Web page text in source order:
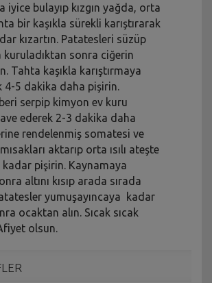
iyice bulayıp kızgın yağda, orta
bir kaşıkla sürekli karıştırarak
kızartın. Patatesleri süzüp
kuruladıktan sonra ciğerin
Tahta kaşıkla karıştırmaya
4-5 dakika daha pişirin.
serpip kimyon ev kuru
ederek 2-3 dakika daha
rendelenmiş somatesi ve
aktarıp orta ısılı ateşte
kadar pişirin. Kaynamaya
altını kısıp arada sırada
yumuşayıncaya kadar
ocaktan alın. Sıcak sıcak
olsun.